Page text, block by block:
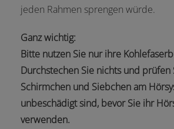
jeden Rahmen sprengen würde.
Ganz wichtig:
Bitte nutzen Sie nur ihre
Durchstechen Sie nichts und prüfen
Schirmchen und Siebchen am
unbeschädigt sind, bevor Sie ihr
verwenden.